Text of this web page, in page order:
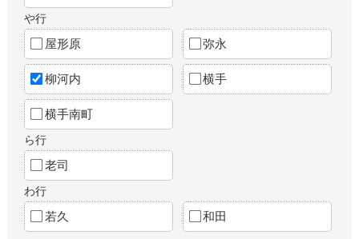
や行
屋形原 弥永
柳河内 横手
横手南町
ら行
老司
わ行
若久 和田